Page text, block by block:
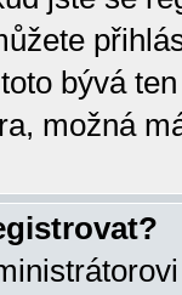
bývá
možná